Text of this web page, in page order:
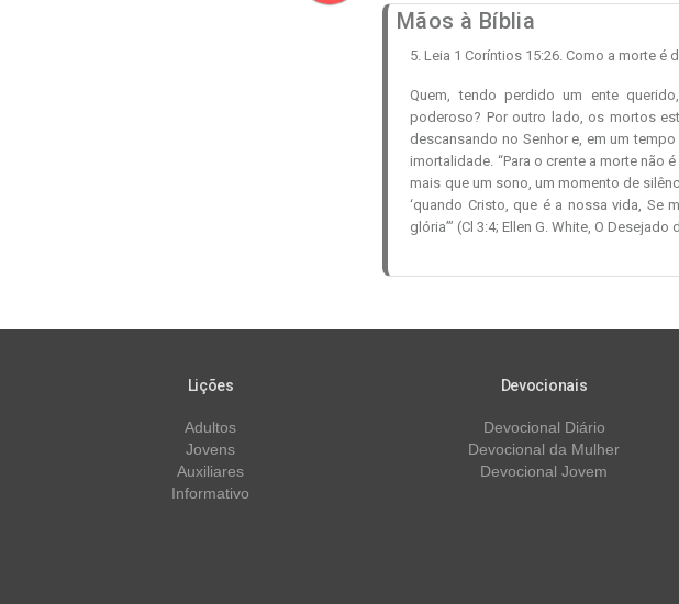
Mãos à Bíblia
5. Leia 1 Coríntios 15:26. Como a morte é
Quem, tendo perdido um ente
poderoso? Por outro lado, os mortos
descansando no Senhor e, em um
imortalidade. “Para o crente a morte não
mais que um sono, um momento de
‘quando Cristo, que é a nossa vida, Se
glória’” (Cl 3:4; Ellen G. White, O
Lições
Adultos
Jovens
Auxiliares
Informativo
Devocionais
Devocional Diário
Devocional da Mulher
Devocional Jovem